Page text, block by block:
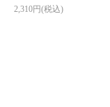
2,310円(税込)